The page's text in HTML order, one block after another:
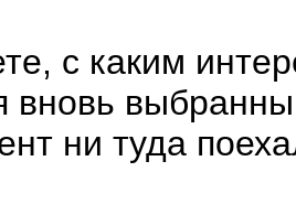
с каким
вновь
ни туда